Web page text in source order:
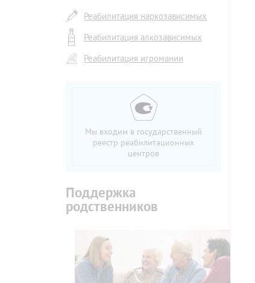
Реабилитация наркозависимых
Реабилитация алкозависимых
Реабилитация игромании
Мы входим в государственный
реестр реабилитационных
центров
Поддержка
родственников